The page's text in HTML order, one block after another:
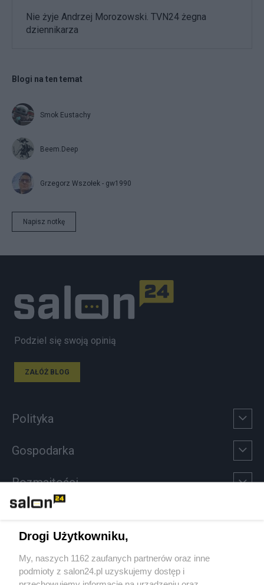
Nie żyje Andrzej Morozowski. TVN24 żegna
dziennikarza
Blogi na ten temat
Smok Eustachy
Beem.Deep
Grzegorz Wszołek - gw1990
Napisz notkę
Podziel się swoją opinią
ZAŁÓŻ BLOG
Polityka
Gospodarka
Rozmaitości
Sport
Społeczeństwo
Drogi Użytkowniku,
My, naszych 1162 zaufanych partnerów oraz inne
podmioty z salon24.pl uzyskujemy dostęp i